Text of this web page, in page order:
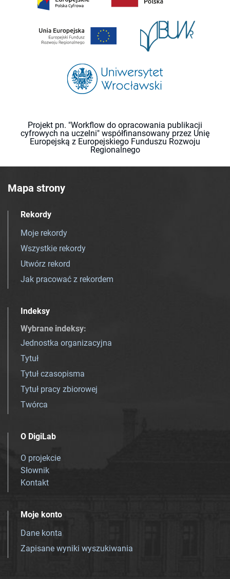
Projekt pn. "Workflow do opracowania publikacji
cyfrowych na uczelni" współfinansowany przez Unię
Europejską z Europejskiego Funduszu Rozwoju
Regionalnego
Mapa strony
Rekordy
Moje rekordy
Wszystkie rekordy
Utwórz rekord
Jak pracować z rekordem
Indeksy
Wybrane indeksy:
Jednostka organizacyjna
Tytuł
Tytuł czasopisma
Tytuł pracy zbiorowej
Twórca
O DigiLab
O projekcie
Słownik
Kontakt
Moje konto
Dane konta
Zapisane wyniki wyszukiwania